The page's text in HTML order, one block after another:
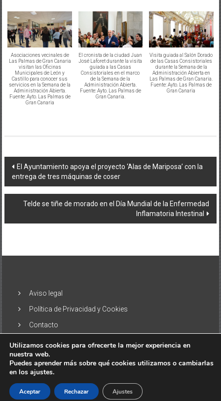
Asociaciones vecinales de
Las Palmas de Gran Canaria
visitan las Oficinas
Municipales de León y
Castillo para conocer sus
servicios en la Semana de la
Administración Abierta.
Fuente: Ayto. Las Palmas de
Gran Canaria
El cronista de la ciudad Juan
José Laforet durante la visita
guiada a las Casas
Consistoriales en el marco
de la Semana de la
Administración Abierta.
Fuente: Ayto. Las Palmas de
Gran Canaria.
Visita guiada al Salón Dorado
de las Casas Consistoriales
durante la Semana de la
Administración Abierta en
Las Palmas de Gran Canaria.
Fuente: Ayto. Las Palmas de
Gran Canaria
Navegación
de
entradas
El Ayuntamiento apoya el proyecto ‘Alas de Mariposa’ con la
entrega de tres máquinas de coser
Telde se tiñe de morado en el Día Mundial de la Enfermedad
Inflamatoria Intestinal
Aviso legal
Política de Privacidad y Cookies
Contacto
Copyright © 2026
los derechos reservados. Tema:
ColorNews
Funciona gracias aWordPress
Utilizamos cookies para ofrecerte la mejor experiencia en
nuestra web.
Puedes aprender más sobre qué cookies utilizamos o cambiarlas
en los ajustes.
Aceptar Rechazar Ajustes